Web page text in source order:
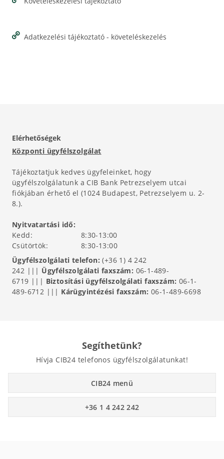
Adatkezelési tájékoztató - követeléskezelés
Elérhetőségek
Központi ügyfélszolgálat
Tájékoztatjuk kedves ügyfeleinket, hogy
ügyfélszolgálatunk a CIB Bank Petrezselyem utcai
fiókjában érhető el (1024 Budapest, Petrezselyem u. 2-
8.).
Nyitvatartási idő:
Kedd: 8:30-13:00
Csütörtök: 8:30-13:00
Ügyfélszolgálati telefon:(+36 1) 4 242
242 ||| Ügyfélszolgálati faxszám: 06-1-489-
6719 ||| Biztosítási ügyfélszolgálati faxszám: 06-1-
489-6712 ||| Kárügyintézési faxszám: 06-1-489-6698
Segíthetünk?
Hívja CIB24 telefonos ügyfélszolgálatunkat!
CIB24 menü
+36 1 4 242 242